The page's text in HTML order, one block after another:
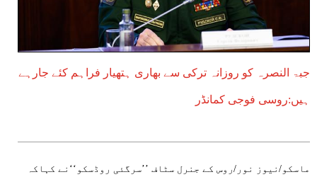
جبۃ النصرہ کو روزانہ ترکی سے بھاری ہتھیار فراہم کئے جارہے
ہیں:روسی فوجی کمانڈر
ماسکو/نیوز نور/روس کے جنرل سٹاف ’’سرگئی روڈسکو‘‘نے کہاکہ